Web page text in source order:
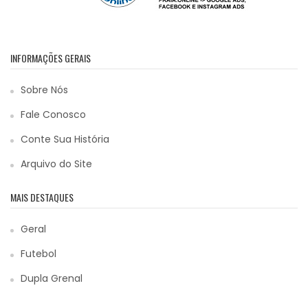
INFORMAÇÕES GERAIS
Sobre Nós
Fale Conosco
Conte Sua História
Arquivo do Site
MAIS DESTAQUES
Geral
Futebol
Dupla Grenal